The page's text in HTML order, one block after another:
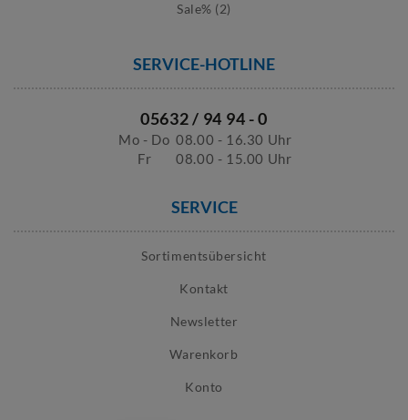
Sale% (2)
SERVICE-HOTLINE
05632 / 94 94 - 0
Mo - Do 08.00 - 16.30 Uhr
Fr
08.00 - 15.00 Uhr
SERVICE
Sortimentsübersicht
Kontakt
Newsletter
Warenkorb
Konto